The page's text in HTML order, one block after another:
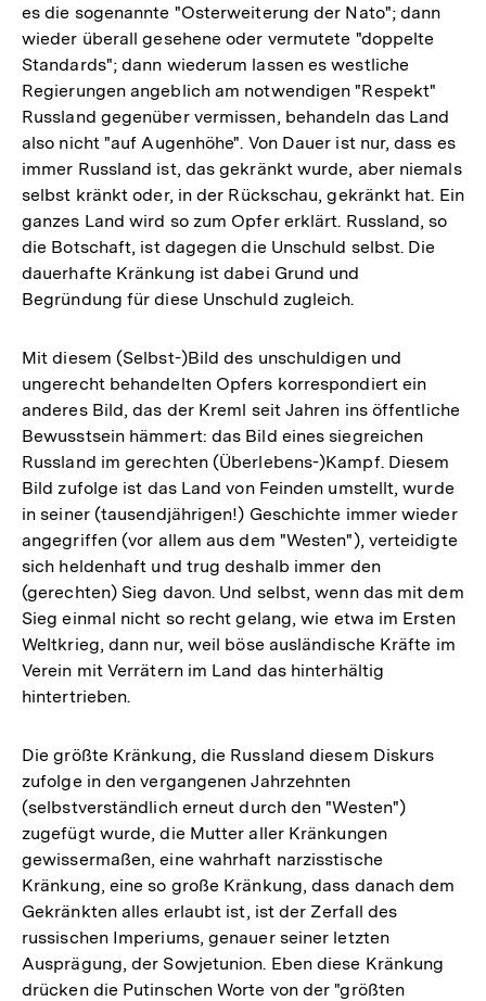
es die sogenannte "Osterweiterung der Nato"; dann
wieder überall gesehene oder vermutete "doppelte
Standards"; dann wiederum lassen es westliche
Regierungen angeblich am notwendigen "Respekt"
Russland gegenüber vermissen, behandeln das Land
also nicht "auf Augenhöhe". Von Dauer ist nur, dass es
immer Russland ist, das gekränkt wurde, aber niemals
selbst kränkt oder, in der Rückschau, gekränkt hat. Ein
ganzes Land wird so zum Opfer erklärt. Russland, so
die Botschaft, ist dagegen die Unschuld selbst. Die
dauerhafte Kränkung ist dabei Grund und
Begründung für diese Unschuld zugleich.
Mit diesem (Selbst-)Bild des unschuldigen und
ungerecht behandelten Opfers korrespondiert ein
anderes Bild, das der Kreml seit Jahren ins öffentliche
Bewusstsein hämmert: das Bild eines siegreichen
Russland im gerechten (Überlebens-)Kampf. Diesem
Bild zufolge ist das Land von Feinden umstellt, wurde
in seiner (tausendjährigen!) Geschichte immer wieder
angegriffen (vor allem aus dem "Westen"), verteidigte
sich heldenhaft und trug deshalb immer den
(gerechten) Sieg davon. Und selbst, wenn das mit dem
Sieg einmal nicht so recht gelang, wie etwa im Ersten
Weltkrieg, dann nur, weil böse ausländische Kräfte im
Verein mit Verrätern im Land das hinterhältig
hintertrieben.
Die größte Kränkung, die Russland diesem Diskurs
zufolge in den vergangenen Jahrzehnten
(selbstverständlich erneut durch den "Westen")
zugefügt wurde, die Mutter aller Kränkungen
gewissermaßen, eine wahrhaft narzisstische
Kränkung, eine so große Kränkung, dass danach dem
Gekränkten alles erlaubt ist, ist der Zerfall des
russischen Imperiums, genauer seiner letzten
Ausprägung, der Sowjetunion. Eben diese Kränkung
drücken die Putinschen Worte von der "größten